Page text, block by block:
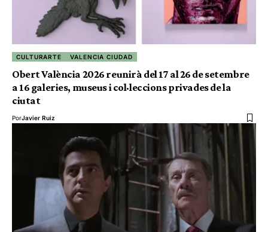
CULTURARTE VALENCIA CIUDAD
Obert València 2026 reunirà del 17 al 26 de setembre
a 16 galeries, museus i col·leccions privades de la
ciutat
PorJavier Ruiz